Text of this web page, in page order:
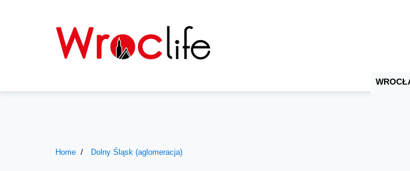
Home Dolny Śląsk (aglomeracja)